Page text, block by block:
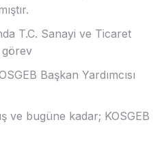
T.C. Sanayi ve Ticaret
görev
Başkan Yardımcısı
ve bugüne kadar; KOSGEB